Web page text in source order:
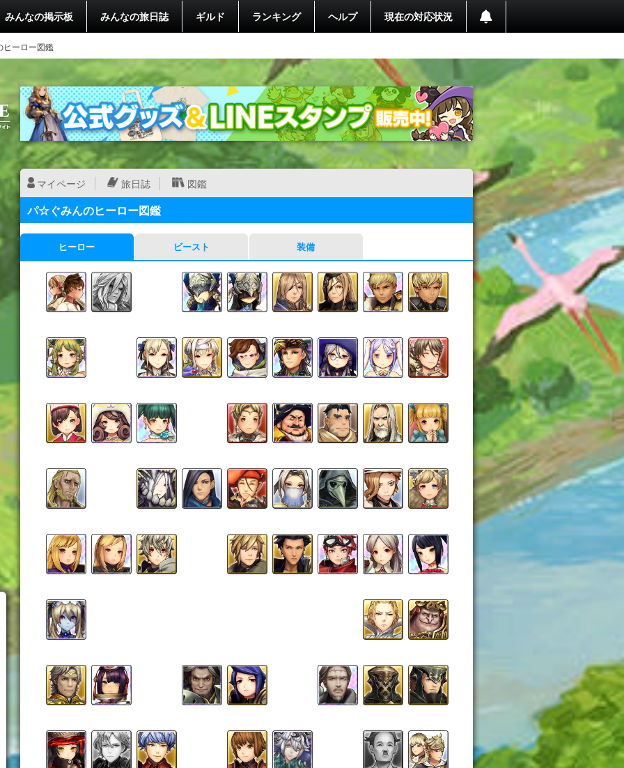
みんなの掲示板 みんなの旅日誌 ギルド ランキング ヘルプ 現在の対応状況
ーロー図鑑
マイページ 旅日誌 図鑑
パ☆ぐみんのヒーロー図鑑
ヒーロー ビースト 装備